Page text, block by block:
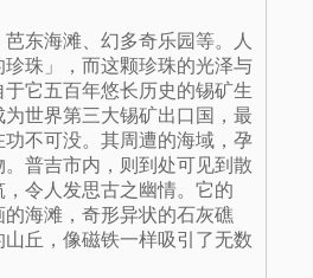
东海滩、幻多奇乐园等。人
珠」，而这颗珍珠的光泽与
它五百年悠长历史的锡矿生
世界第三大锡矿出口国，最
不可没。其周遭的海域，孕
普吉市内，则到处可见到散
令人发思古之幽情。它的
海滩，奇形异状的石灰礁
丘，像磁铁一样吸引了无数